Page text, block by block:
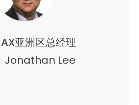
亚洲区总经理
Jonathan Lee